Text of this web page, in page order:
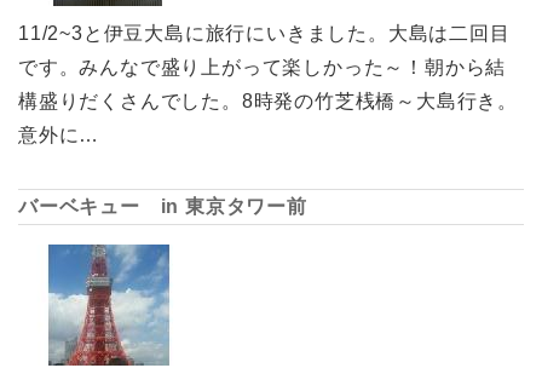
11/2~3と伊豆大島に旅行にいきました。大島は二回目
です。みんなで盛り上がって楽しかった～！朝から結
構盛りだくさんでした。8時発の竹芝桟橋～大島行き。
意外に…
バーベキュー in 東京タワー前